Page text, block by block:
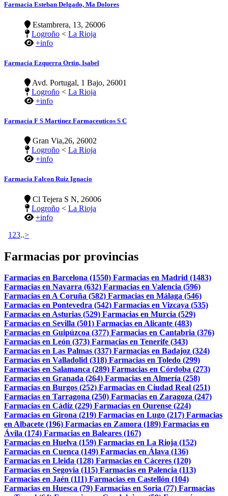
Farmacia Esteban Delgado, Ma Dolores
Estambrera, 13, 26006
Logroño < La Rioja
+info
Farmacia Ezquerra Ortin, Isabel
Avd. Portugal, 1 Bajo, 26001
Logroño < La Rioja
+info
Farmacia F S Martinez Farmaceuticos S C
Gran Via,26, 26002
Logroño < La Rioja
+info
Farmacia Falcon Ruiz Ignacio
Cl Tejera S N, 26006
Logroño < La Rioja
+info
1 23..>
Farmacias por provincias
Farmacias en Barcelona (1550) Farmacias en Madrid (1483)
Farmacias en Navarra (632) Farmacias en Valencia (596)
Farmacias en A Coruña (582) Farmacias en Málaga (546)
Farmacias en Pontevedra (542) Farmacias en Vizcaya (535)
Farmacias en Asturias (529) Farmacias en Murcia (529)
Farmacias en Sevilla (501) Farmacias en Alicante (483)
Farmacias en Guipúzcoa (377) Farmacias en Cantabria (376)
Farmacias en León (373) Farmacias en Tenerife (343)
Farmacias en Las Palmas (337) Farmacias en Badajoz (324)
Farmacias en Valladolid (318) Farmacias en Toledo (299)
Farmacias en Salamanca (289) Farmacias en Córdoba (273)
Farmacias en Granada (264) Farmacias en Almería (258)
Farmacias en Burgos (252) Farmacias en Ciudad Real (251)
Farmacias en Tarragona (250) Farmacias en Zaragoza (247)
Farmacias en Cádiz (229) Farmacias en Ourense (224)
Farmacias en Girona (219) Farmacias en Lugo (217) Farmacias
en Albacete (196) Farmacias en Zamora (189) Farmacias en
Ávila (174) Farmacias en Baleares (167)
Farmacias en Huelva (159) Farmacias en La Rioja (152)
Farmacias en Cuenca (149) Farmacias en Álava (136)
Farmacias en Lleida (128) Farmacias en Cáceres (120)
Farmacias en Segovia (115) Farmacias en Palencia (113)
Farmacias en Jaén (111) Farmacias en Castellón (104)
Farmacias en Huesca (79) Farmacias en Soria (77) Farmacias